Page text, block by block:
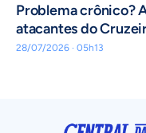
Problema crônico?
atacantes do
28/07/2026 · 05h13